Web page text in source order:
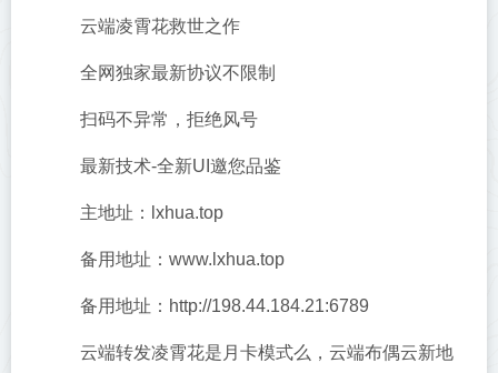
云端凌霄花救世之作
全网独家最新协议不限制
扫码不异常，拒绝风号
最新技术-全新UI邀您品鉴
主地址：lxhua.top
备用地址：www.lxhua.top
备用地址：http://198.44.184.21:6789
云端转发凌霄花是月卡模式么，云端布偶云新地